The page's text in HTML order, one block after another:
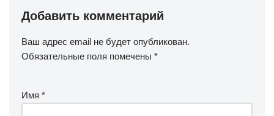
Добавить комментарий
Ваш адрес email не будет опубликован.
Обязательные поля помечены *
Имя *